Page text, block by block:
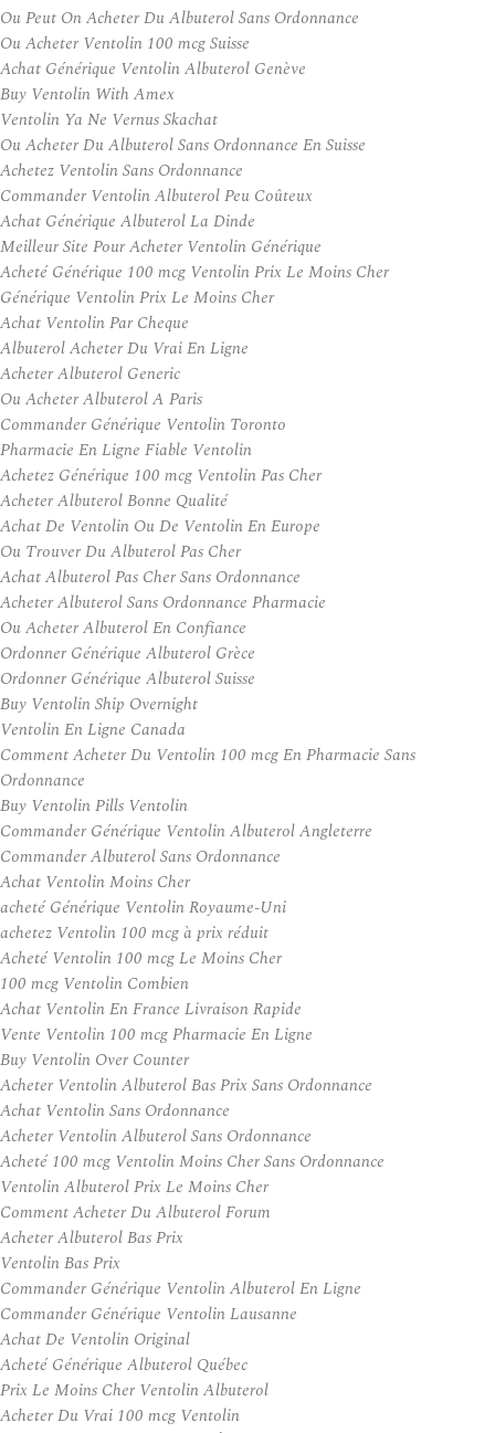
Ou Peut On Acheter Du Albuterol Sans Ordonnance
Ou Acheter Ventolin 100 mcg Suisse
Achat Générique Ventolin Albuterol Genève
Buy Ventolin With Amex
Ventolin Ya Ne Vernus Skachat
Ou Acheter Du Albuterol Sans Ordonnance En Suisse
Achetez Ventolin Sans Ordonnance
Commander Ventolin Albuterol Peu Coûteux
Achat Générique Albuterol La Dinde
Meilleur Site Pour Acheter Ventolin Générique
Acheté Générique 100 mcg Ventolin Prix Le Moins Cher
Générique Ventolin Prix Le Moins Cher
Achat Ventolin Par Cheque
Albuterol Acheter Du Vrai En Ligne
Acheter Albuterol Generic
Ou Acheter Albuterol A Paris
Commander Générique Ventolin Toronto
Pharmacie En Ligne Fiable Ventolin
Achetez Générique 100 mcg Ventolin Pas Cher
Acheter Albuterol Bonne Qualité
Achat De Ventolin Ou De Ventolin En Europe
Ou Trouver Du Albuterol Pas Cher
Achat Albuterol Pas Cher Sans Ordonnance
Acheter Albuterol Sans Ordonnance Pharmacie
Ou Acheter Albuterol En Confiance
Ordonner Générique Albuterol Grèce
Ordonner Générique Albuterol Suisse
Buy Ventolin Ship Overnight
Ventolin En Ligne Canada
Comment Acheter Du Ventolin 100 mcg En Pharmacie Sans
Ordonnance
Buy Ventolin Pills Ventolin
Commander Générique Ventolin Albuterol Angleterre
Commander Albuterol Sans Ordonnance
Achat Ventolin Moins Cher
acheté Générique Ventolin Royaume-Uni
achetez Ventolin 100 mcg à prix réduit
Acheté Ventolin 100 mcg Le Moins Cher
100 mcg Ventolin Combien
Achat Ventolin En France Livraison Rapide
Vente Ventolin 100 mcg Pharmacie En Ligne
Buy Ventolin Over Counter
Acheter Ventolin Albuterol Bas Prix Sans Ordonnance
Achat Ventolin Sans Ordonnance
Acheter Ventolin Albuterol Sans Ordonnance
Acheté 100 mcg Ventolin Moins Cher Sans Ordonnance
Ventolin Albuterol Prix Le Moins Cher
Comment Acheter Du Albuterol Forum
Acheter Albuterol Bas Prix
Ventolin Bas Prix
Commander Générique Ventolin Albuterol En Ligne
Commander Générique Ventolin Lausanne
Achat De Ventolin Original
Acheté Générique Albuterol Québec
Prix Le Moins Cher Ventolin Albuterol
Acheter Du Vrai 100 mcg Ventolin